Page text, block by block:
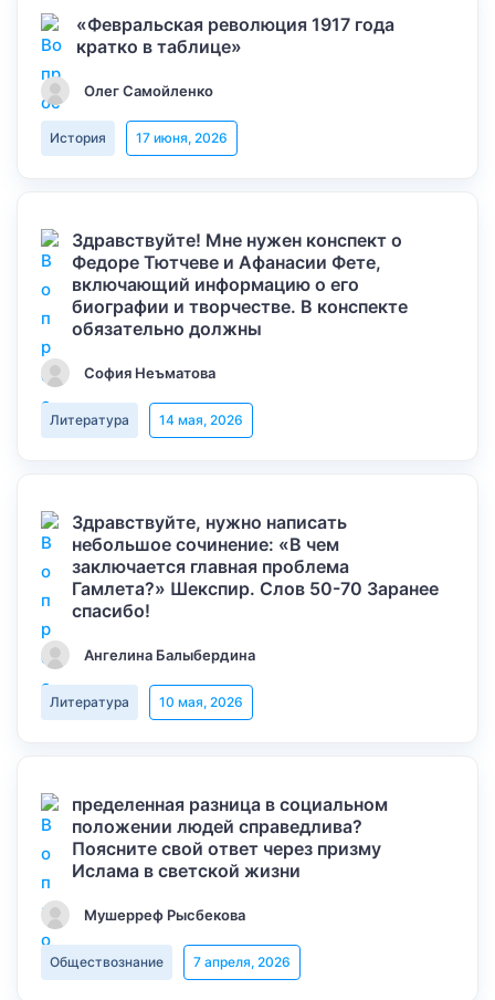
«Февральская революция 1917 года
кратко в таблице»
Олег Самойленко
История 17 июня, 2026
Здравствуйте! Мне нужен конспект о
Федоре Тютчеве и Афанасии Фете,
включающий информацию о его
биографии и творчестве. В конспекте
обязательно должны
София Неъматова
Литература 14 мая, 2026
Здравствуйте, нужно написать
небольшое сочинение: «В чем
заключается главная проблема
Гамлета?» Шекспир. Слов 50-70 Заранее
спасибо!
Ангелина Балыбердина
Литература 10 мая, 2026
пределенная разница в социальном
положении людей справедлива?
Поясните свой ответ через призму
Ислама в светской жизни
Мушерреф Рысбекова
Обществознание 7 апреля, 2026